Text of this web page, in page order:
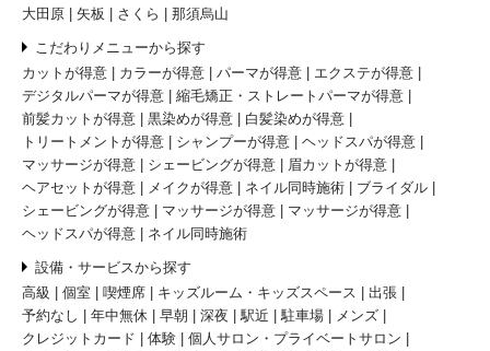
大田原
矢板 さくら 那須烏山
こだわりメニューから探す
カットが得意
カラーが得意 パーマが得意
エクステが得意
デジタルパーマが得意
縮毛矯正・ストレートパーマが得意
前髪カットが得意
黒染めが得意
白髪染めが得意
トリートメントが得意
シャンプーが得意
ヘッドスパが得意
マッサージが得意
シェービングが得意
眉カットが得意
ヘアセットが得意
メイクが得意 ネイル同時施術
ブライダル
シェービングが得意
マッサージが得意
マッサージが得意
ヘッドスパが得意
ネイル同時施術
設備・サービスから探す
高級
個室 喫煙席 キッズルーム・キッズスペース
出張
予約なし
年中無休 早朝 深夜 駅近 駐車場
メンズ
クレジットカード
体験
個人サロン・プライベートサロン